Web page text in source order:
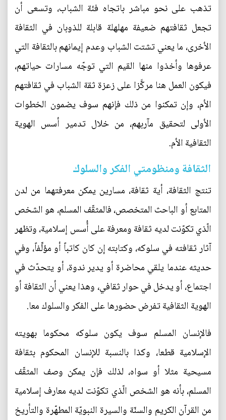
تذهب على نحو مباشر باتجاه فئة الشباب، وتسعى أن
تجعل ثقافتهم ضعيفة مهلهلة قابلة للذوبان في الثقافة
الأخرى، ما يعني تشتت الشباب وعدم إيمانهم بالثقافة التي
عرفوها وأخذوا منها القيم التي توجّه مسارات حياتهم،
فيكون العمل هنا مركَّزا على زعزة ثقة الشباب في ثقافتهم
الأم، وإن تمكنوا من ذلك فإنهم سوف يضمون الخطوات
الأولى لتحقيق مآربهم، من خلال تدمير أسس الهوية
الثقافية الأم.
الثقافة ومنظومتي الفكر والسلوك
تنتج الثقافة، أية ثقافة، مسارين يمكن معرفتهما من لدن
المتابع أو الباحث المتخصص، فالمثقّف المسلم، هو الشخص
الّذي تكوّنت لديه ثقافة ومعرفة على أُسس إسلامية، وتظهر
آثار ثقافته في سلوكه، وكتابته إن كان كاتباً أو مؤلِّفاً، وفي
حديثه عندما يلقي محاضرة أو يدير ندوة، أو يتحدّث في
اجتماع، أو يدخل في حوار ثقافي، وهذا يعني أن الثقافة أو
الهوية الثقافية تفرض حضورها على الفكر والسلوك معا.
فالإنسان المسلم سوف يكون سلوكه محكوما بهويته
الإسلامية قطعا، وكذا بالنسبة للإنسان المحكوم بثقافة
مسيحية مثلا أو سواه، لذلك فإن يمكن وصف المثقّف
المسلم، بأنه هو الشخص الّذي تكوّنت لديه معارف إسلامية
من القرآن الكريم والسنّة والسيرة النبويّة المطهّرة والتأريخ